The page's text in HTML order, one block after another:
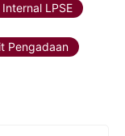
LPSE
Pengadaan